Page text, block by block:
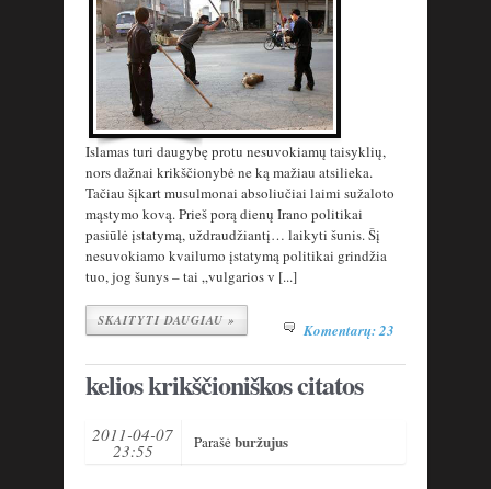
Islamas turi daugybę protu nesuvokiamų taisyklių,
nors dažnai krikščionybė ne ką mažiau atsilieka.
Tačiau šįkart musulmonai absoliučiai laimi sužaloto
mąstymo kovą. Prieš porą dienų Irano politikai
pasiūlė įstatymą, uždraudžiantį… laikyti šunis. Šį
nesuvokiamo kvailumo įstatymą politikai grindžia
tuo, jog šunys – tai „vulgarios v [...]
SKAITYTI DAUGIAU » Komentarų: 23
kelios krikščioniškos citatos
2011-04-07
23:55 Parašėburžujus